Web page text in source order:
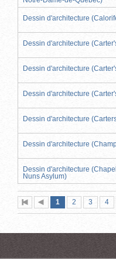
Dessin d'architecture
Dessin d'architecture
Dessin d'architecture
Dessin d'architecture
Dessin d'architecture
Dessin d'architecture
Dessin d'architecture
Nuns Asylum)
Première
page
Page
précédente
Page
1 (page
actuelle)
Page
2 Page
3 4